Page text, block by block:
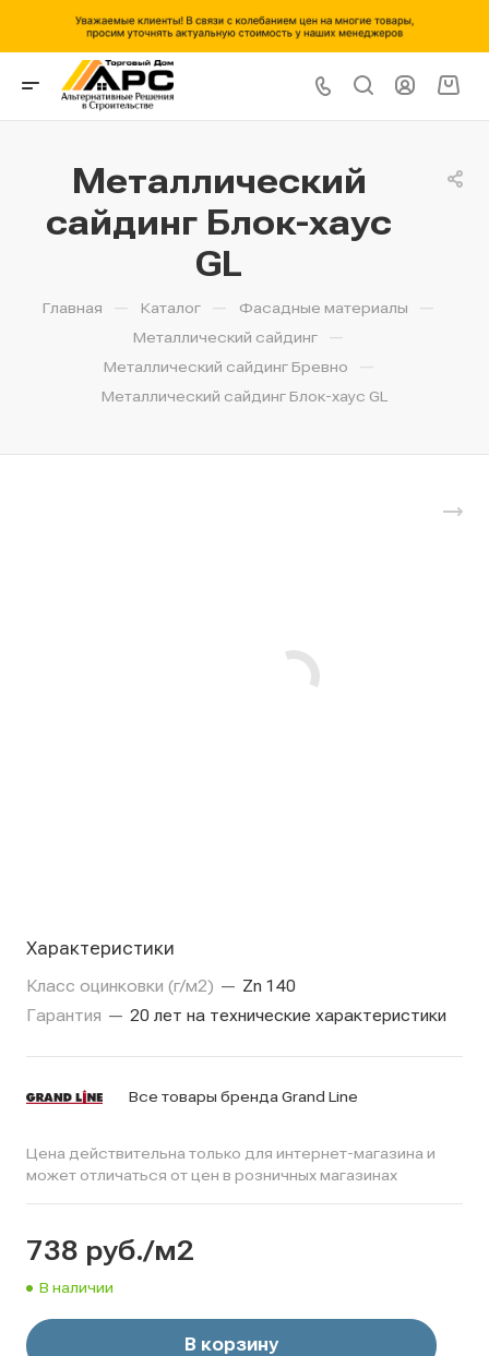
Металлический
сайдинг Блок-хаус
GL
Главная — Каталог — Фасадные материалы —
Металлический сайдинг —
Металлический сайдинг Бревно —
Металлический сайдинг Блок-хаус GL
Характеристики
Класс оцинковки (г/м2) — Zn 140
Гарантия — 20 лет на технические характеристики
Все товары бренда Grand Line
Цена действительна только для интернет-магазина и
может отличаться от цен в розничных магазинах
738 руб./м2
В наличии
В корзину